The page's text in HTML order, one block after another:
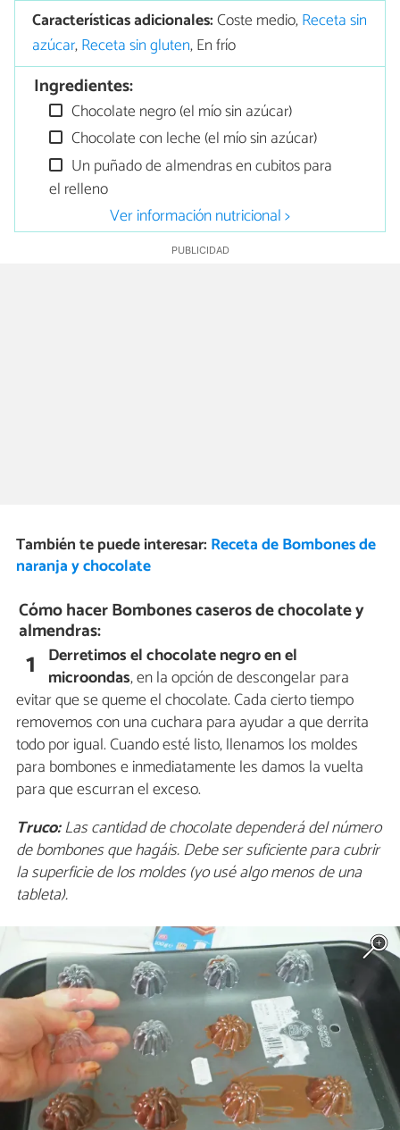
Características adicionales:Coste medio,Receta sin
azúcar,Receta sin gluten, En frío
Ingredientes:
Chocolate negro (el mío sin azúcar)
Chocolate con leche (el mío sin azúcar)
Un puñado de almendras en cubitos para
el relleno
Ver información nutricional >
También te puede interesar: Receta de Bombones de
naranja y chocolate
Cómo hacer Bombones caseros de chocolate y
almendras:
1 Derretimos el chocolate negro en el
microondas, en la opción de descongelar para
evitar que se queme el chocolate. Cada cierto tiempo
removemos con una cuchara para ayudar a que derrita
todo por igual. Cuando esté listo, llenamos los moldes
para bombones e inmediatamente les damos la vuelta
para que escurran el exceso.
Truco:Las cantidad de chocolate dependerá del número
de bombones que hagáis. Debe ser suficiente para cubrir
la superficie de los moldes (yo usé algo menos de una
tableta).